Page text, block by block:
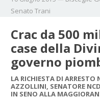
Senato Trani
Crac da 500
case della
governo
LA RICHIESTA DI
AZZOLLINI, SENATORE
IN SENO ALLA